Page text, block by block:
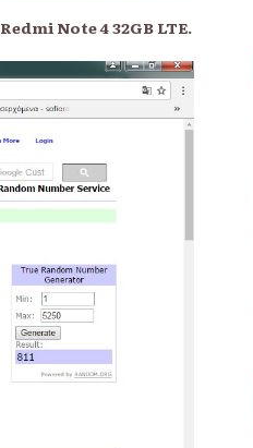
Redmi Note4 32GB LTE.